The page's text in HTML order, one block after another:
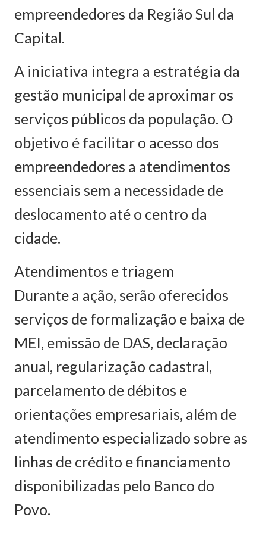
empreendedores da Região Sul da
Capital.
A iniciativa integra a estratégia da
gestão municipal de aproximar os
serviços públicos da população. O
objetivo é facilitar o acesso dos
empreendedores a atendimentos
essenciais sem a necessidade de
deslocamento até o centro da
cidade.
Atendimentos e triagem
Durante a ação, serão oferecidos
serviços de formalização e baixa de
MEI, emissão de DAS, declaração
anual, regularização cadastral,
parcelamento de débitos e
orientações empresariais, além de
atendimento especializado sobre as
linhas de crédito e financiamento
disponibilizadas pelo Banco do
Povo.